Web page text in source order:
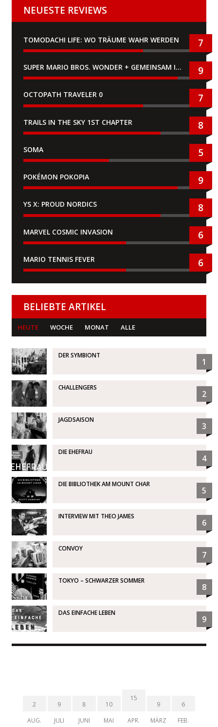
NEUESTE REVIEWS
TOMODACHI LIFE: WO TRÄUME WAHR WERDEN 7
SUPER MARIO BROS. WONDER + GEMEINSAM IM BELLABEL-PARK 9
OCTOPATH TRAVELER 0 7
TRAILS IN THE SKY 1ST CHAPTER 8
SOMA 5
POKÉMON POKOPIA 9
YS X: PROUD NORDICS 8
MARVEL COSMIC INVASION 6
MARIO TENNIS FEVER 6
BELIEBTE ARTIKEL
HEUTE WOCHE MONAT ALLE
DER SYMBIONT
1
CHALLENGERS
2
JAGDSAISON
3
DIE EHEFRAU
4
DIE BIBLIOTHEK AM MOUNT CHAR
5
INTERVIEW MIT THEO JAMES
6
CONVOY
7
TOKYO – SCHWARZER SOMMER
8
DAS EINFACHE LEBEN
9
2
AUG.
9
JULI
8
JUNI
10
MAI
15
APR.
9
MÄRZ
6
FEB.